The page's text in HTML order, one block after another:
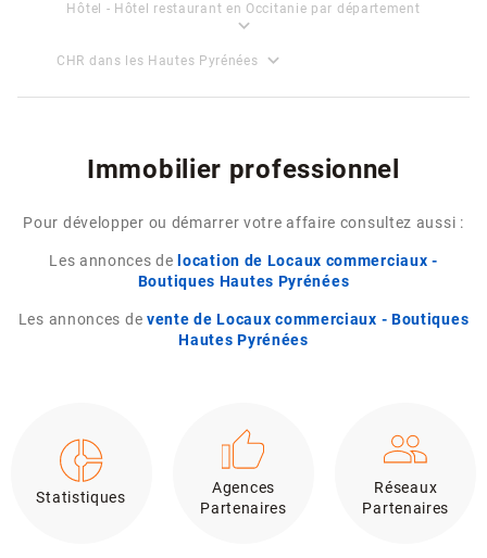
Hôtel - Hôtel restaurant en Occitanie par département
expand_more
CHR dans les Hautes Pyrénées expand_more
Immobilier professionnel
Pour développer ou démarrer votre affaire consultez aussi :
Les annonces de location de Locaux commerciaux -
Boutiques Hautes Pyrénées
Les annonces de vente de Locaux commerciaux - Boutiques
Hautes Pyrénées
Statistiques
Agences
Partenaires
Réseaux
Partenaires